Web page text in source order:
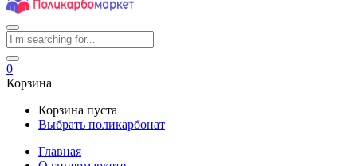
0
Корзина
Корзина пуста
Выбрать поликарбонат
Главная